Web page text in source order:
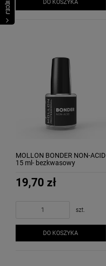
WIĘCEJ DO KOSZYKA
MOLLON BONDER NON-ACID
15 ml- bezkwasowy
19,70 zł
szt.
DO KOSZYKA